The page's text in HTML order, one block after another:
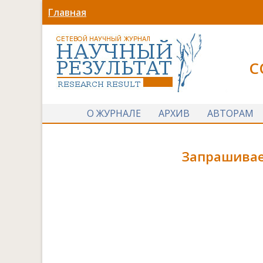
Главная
О ЖУРНАЛЕ АРХИВ АВТОРАМ